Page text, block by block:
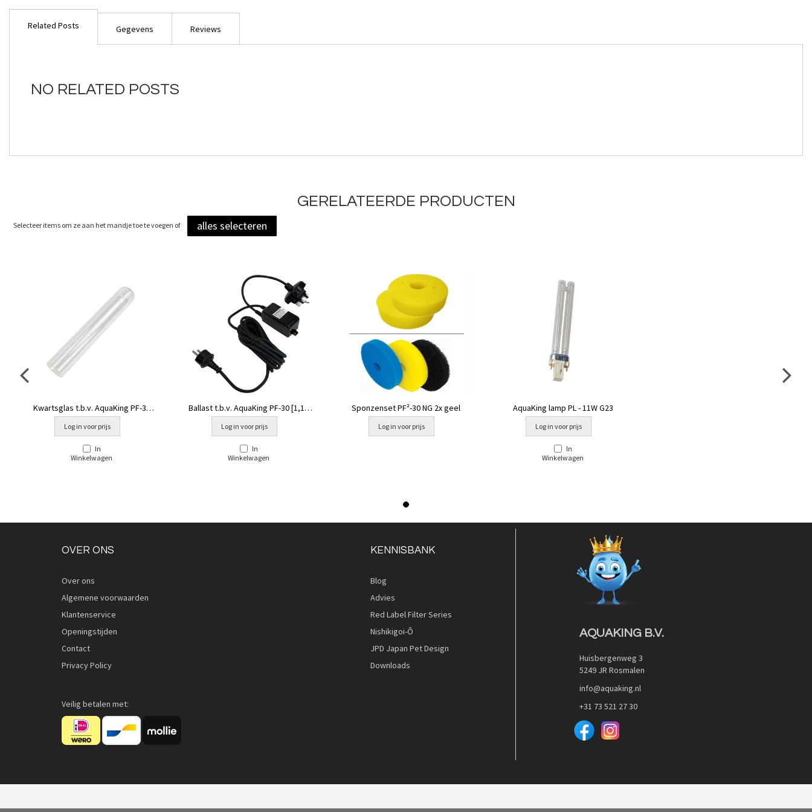
gallerij
Related Posts
NO RELATED POSTS
Gegevens Reviews
GERELATEERDE PRODUCTEN
Selecteer items om ze aan het mandje toe te voegen of alles selecteren
Kwartsglas t.b.v. AquaKing PF-30
nieuw model
Log in voor prijs
In
Winkelwagen
Ballast t.b.v. AquaKing PF-30 [1,14
kg]
Log in voor prijs
In
Winkelwagen
Sponzenset PF²-30 NG 2x geel
Log in voor prijs
AquaKing lamp PL - 11W G23
Log in voor prijs
In
Winkelwagen
OVER ONS
Over ons
Algemene voorwaarden
Klantenservice
Openingstijden
Contact
Privacy Policy
Veilig betalen met:
KENNISBANK
Blog
Advies
Red Label Filter Series
Nishikigoi-Ô
JPD Japan Pet Design
Downloads
AQUAKING B.V.
Huisbergenweg 3
5249 JR Rosmalen
info@aquaking.nl
+31 73 521 27 30